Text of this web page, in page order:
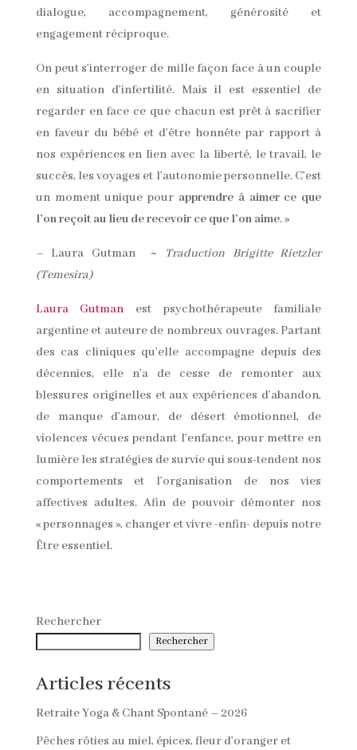
dialogue, accompagnement, générosité et
engagement réciproque.
On peut s’interroger de mille façon face à un couple
en situation d’infertilité. Mais il est essentiel de
regarder en face ce que chacun est prêt à sacrifier
en faveur du bébé et d’être honnête par rapport à
nos expériences en lien avec la liberté, le travail, le
succès, les voyages et l’autonomie personnelle. C’est
un moment unique pour apprendre à aimer ce que
l’on reçoit au lieu de recevoir ce que l’on aime. »
– Laura Gutman ~
Traduction Brigitte Rietzler
(Temesira)
Laura Gutman est psychothérapeute familiale
argentine et auteure de nombreux ouvrages. Partant
des cas cliniques qu’elle accompagne depuis des
décennies, elle n’a de cesse de remonter aux
blessures originelles et aux expériences d’abandon,
de manque d’amour, de désert émotionnel, de
violences vécues pendant l’enfance, pour mettre en
lumière les stratégies de survie qui sous-tendent nos
comportements et l’organisation de nos vies
affectives adultes. Afin de pouvoir démonter nos
« personnages », changer et vivre -enfin- depuis notre
Être essentiel.
Rechercher
Rechercher
Articles récents
Retraite Yoga & Chant Spontané – 2026
Pêches rôties au miel, épices, fleur d’oranger et